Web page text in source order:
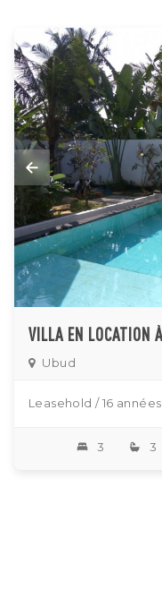
Ubud
Leasehold / 16 années
3 3